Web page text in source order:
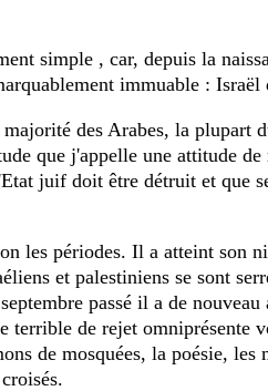
simple , car, depuis la
immuable :
des Arabes, la plupart
que j'appelle une attitude
juif doit être détruit et que
les périodes. Il a atteint son
et palestiniens se sont
passé il a de
terrible de rejet omniprésente
de mosquées, la poésie, les